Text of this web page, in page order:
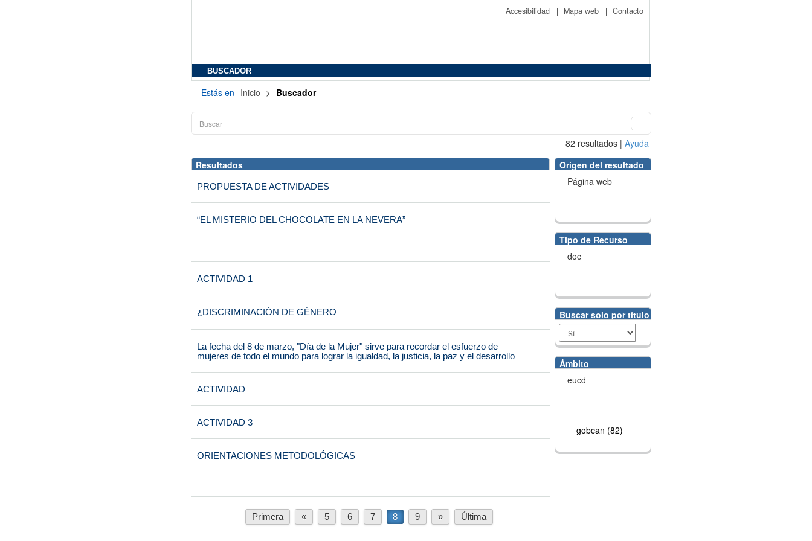
Accesibilidad | Mapa web | Contacto
BUSCADOR
Estás en Inicio > Buscador
82 resultados | Ayuda
Resultados
PROPUESTA DE ACTIVIDADES
“EL MISTERIO DEL CHOCOLATE EN LA NEVERA”
ACTIVIDAD 1
¿DISCRIMINACIÓN DE GÉNERO
La fecha del 8 de marzo, "Día de la Mujer" sirve para recordar el esfuerzo de
mujeres de todo el mundo para lograr la igualdad, la justicia, la paz y el desarrollo
ACTIVIDAD
ACTIVIDAD 3
ORIENTACIONES METODOLÓGICAS
Primera « 5 6 7 8 9 » Última
Origen del resultado
Página web
Tipo de Recurso
doc
Buscar solo por título
Ámbito
eucd
gobcan (82)